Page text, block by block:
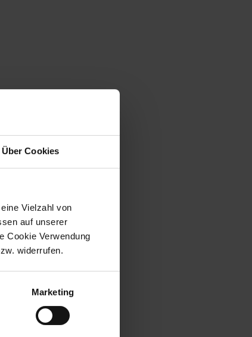
Über Cookies
Vielzahl von
auf unserer
Cookie Verwendung
widerrufen.
Marketing